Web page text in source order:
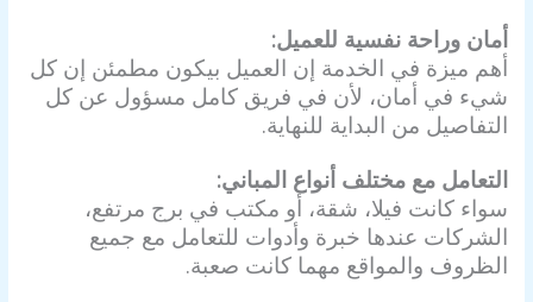
أمان وراحة نفسية للعميل:
أهم ميزة في الخدمة إن العميل بيكون مطمئن إن كل
شيء في أمان، لأن في فريق كامل مسؤول عن كل
التفاصيل من البداية للنهاية.
التعامل مع مختلف أنواع المباني:
سواء كانت فيلا، شقة، أو مكتب في برج مرتفع،
الشركات عندها خبرة وأدوات للتعامل مع جميع
الظروف والمواقع مهما كانت صعبة.